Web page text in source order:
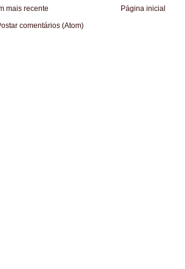
mais recente
Página inicial
comentários (Atom)